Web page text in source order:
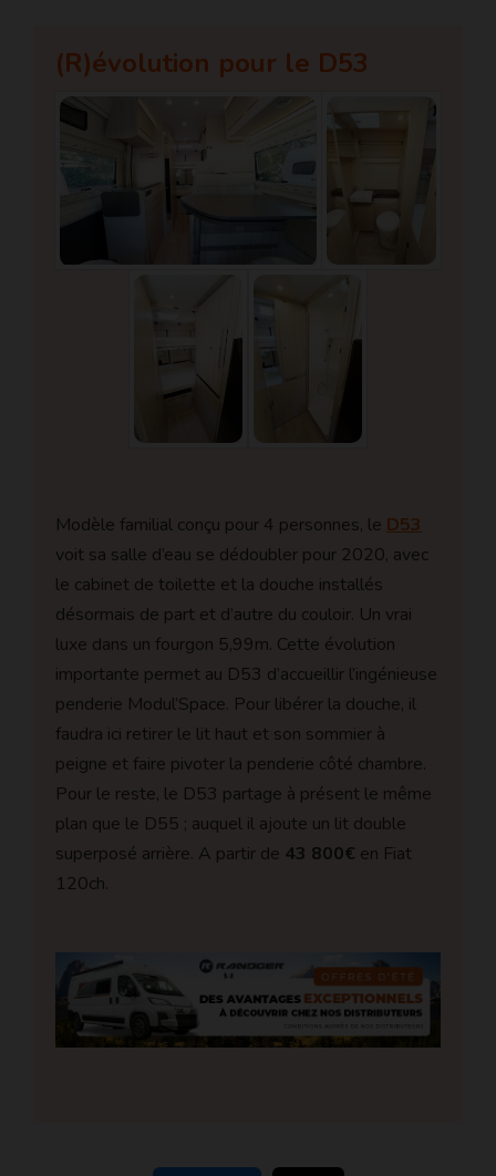
(R)évolution pour le D53
Modèle familial conçu pour 4 personnes, le D53
voit sa salle d’eau se dédoubler pour 2020, avec
le cabinet de toilette et la douche installés
désormais de part et d’autre du couloir. Un vrai
luxe dans un fourgon 5,99m. Cette évolution
importante permet au D53 d’accueillir l’ingénieuse
penderie Modul’Space. Pour libérer la douche, il
faudra ici retirer le lit haut et son sommier à
peigne et faire pivoter la penderie côté chambre.
Pour le reste, le D53 partage à présent le même
plan que le D55 ; auquel il ajoute un lit double
superposé arrière. A partir de 43 800€ en Fiat
120ch.